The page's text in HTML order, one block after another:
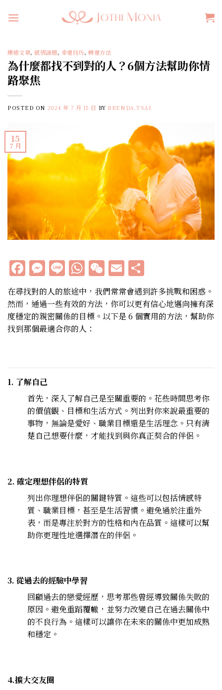
療癒文章, 感情議題, 幸運技巧,轉運方法
為什麼都找不到對的人？6個方法幫助你情
路聚焦
POSTED ON 2024 年 7 月 15 日 BY BRENDA.TSAI
15
7 月
Facebook
Messenger
LineWhatsApp
WeChat
Email
享
在尋找對的人的旅途中，我們常常會遇到許多挑戰和困惑。
然而，通過一些有效的方法，你可以更有信心地邁向擁有深
度穩定的親密關係的目標。以下是 6 個實用的方法，幫助你
找到那個最適合你的人：
1. 了解自己
首先，深入了解自己是至關重要的。花些時間思考你
的價值觀、目標和生活方式。列出對你來說最重要的
事物，無論是愛好、職業目標還是生活理念。只有清
楚自己想要什麼，才能找到與你真正契合的伴侶。
2. 確定理想伴侶的特質
列出你理想伴侶的關鍵特質。這些可以包括情感特
質、職業目標，甚至是生活習慣。避免過於注重外
表，而是專注於對方的性格和內在品質。這樣可以幫
助你更理性地選擇潛在的伴侶。
3. 從過去的經驗中學習
回顧過去的戀愛經歷，思考那些曾經導致關係失敗的
原因。避免重蹈覆轍，並努力改變自己在過去關係中
的不良行為。這樣可以讓你在未來的關係中更加成熟
和穩定。
4.擴大交友圈